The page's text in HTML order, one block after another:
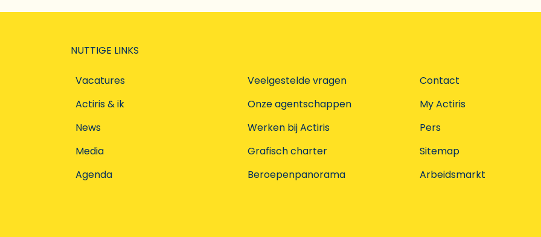
NUTTIGE LINKS
Vacatures
Actiris & ik
News
Media
Agenda
Veelgestelde vragen
Onze agentschappen
Werken bij Actiris
Grafisch charter
Beroepenpanorama
Contact
My Actiris
Pers
Sitemap
Arbeidsmarkt